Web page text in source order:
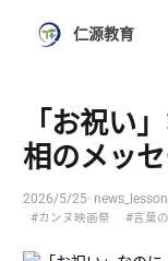
仁源教育
「お祝い
相のメッ
2026/5/25· news_lesson
#カンヌ映画祭
#言葉